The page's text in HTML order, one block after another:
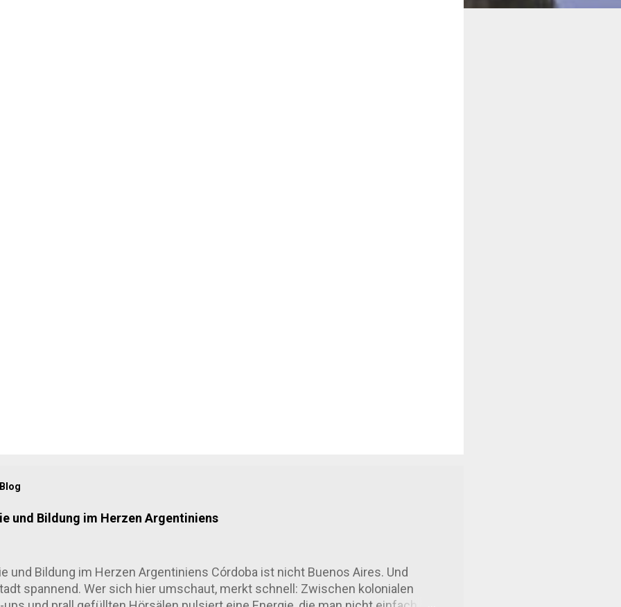
und Bildung im Herzen Argentiniens
und Bildung im Herzen Argentiniens Córdoba ist nicht Buenos Aires. Und
spannend. Wer sich hier umschaut, merkt schnell: Zwischen kolonialen